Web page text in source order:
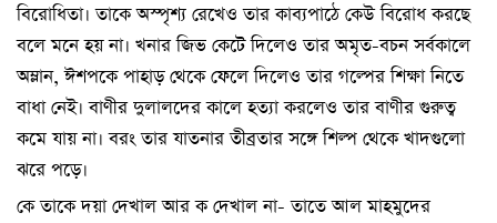
বিরোধিতা। তাকে অস্পৃশ্য রেখেও তার কাব্যপাঠে কেউ বিরোধ করছে
বলে মনে হয় না। খনার জিভ কেটে দিলেও তার অমৃত-বচন সর্বকালে
অম্লান, ঈশপকে পাহাড় থেকে ফেলে দিলেও তার গল্পের শিক্ষা নিতে
বাধা নেই। বাণীর দুলালদের কালে হত্যা করলেও তার বাণীর গুরুত্ব
কমে যায় না। বরং তার যাতনার তীব্রতার সঙ্গে শিল্প থেকে খাদগুলো
ঝরে পড়ে।
কে তাকে দয়া দেখাল আর ক দেখাল না- তাতে আল মাহমুদের